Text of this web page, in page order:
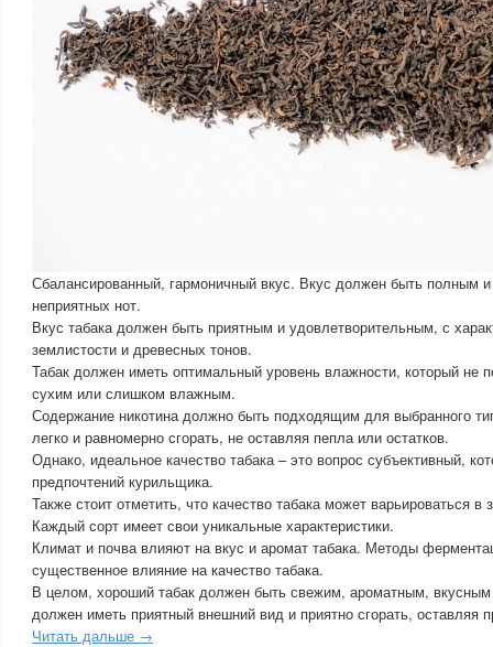
Сбалансированный, гармоничный вкус. Вкус должен быть полным и
неприятных нот.
Вкус табака должен быть приятным и удовлетворительным, с
землистости и древесных тонов.
Табак должен иметь оптимальный уровень влажности, который не
сухим или слишком влажным.
Содержание никотина должно быть подходящим для выбранного
легко и равномерно сгорать, не оставляя пепла или остатков.
Однако, идеальное качество табака – это вопрос субъективный,
предпочтений курильщика.
Также стоит отметить, что качество табака может варьироваться в
Каждый сорт имеет свои уникальные характеристики.
Климат и почва влияют на вкус и аромат табака. Методы
существенное влияние на качество табака.
В целом, хороший табак должен быть свежим, ароматным,
должен иметь приятный внешний вид и приятно сгорать, оставляя
Читать дальше →